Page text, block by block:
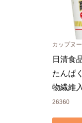
カップヌ
日清食
たんぱ
物繊維
26360